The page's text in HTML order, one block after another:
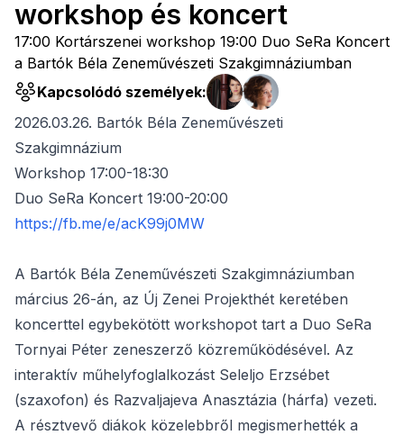
workshop és koncert
17:00 Kortárszenei workshop 19:00 Duo SeRa Koncert
a Bartók Béla Zeneművészeti Szakgimnáziumban
Kapcsolódó személyek:
2026.03.26. Bartók Béla Zeneművészeti
Szakgimnázium
Workshop 17:00-18:30
Duo SeRa Koncert 19:00-20:00
https://fb.me/e/acK99j0MW
A Bartók Béla Zeneművészeti Szakgimnáziumban
március 26-án, az Új Zenei Projekthét keretében
koncerttel egybekötött workshopot tart a Duo SeRa
Tornyai Péter zeneszerző közreműködésével. Az
interaktív műhelyfoglalkozást Seleljo Erzsébet
(szaxofon) és Razvaljajeva Anasztázia (hárfa) vezeti.
A résztvevő diákok közelebbről megismerhették a